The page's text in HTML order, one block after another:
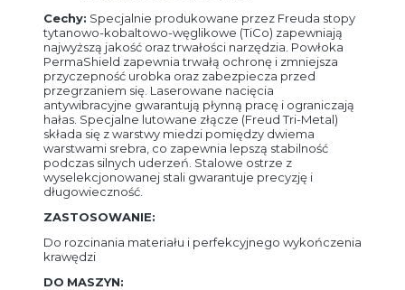
Cechy: Specjalnie produkowane przez Freuda stopy
tytanowo-kobaltowo-węglikowe (TiCo) zapewniają
najwyższą jakość oraz trwałości narzędzia. Powłoka
PermaShield zapewnia trwałą ochronę i zmniejsza
przyczepność urobka oraz zabezpiecza przed
przegrzaniem się. Laserowane nacięcia
antywibracyjne gwarantują płynną pracę i ograniczają
hałas. Specjalne lutowane złącze (Freud Tri-Metal)
składa się z warstwy miedzi pomiędzy dwiema
warstwami srebra, co zapewnia lepszą stabilność
podczas silnych uderzeń. Stalowe ostrze z
wyselekcjonowanej stali gwarantuje precyzję i
długowieczność.
ZASTOSOWANIE:
Do rozcinania materiału i perfekcyjnego wykończenia
krawędzi
DO MASZYN: